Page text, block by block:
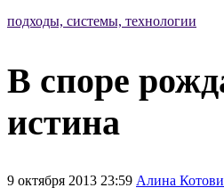
подходы, системы, технологии
В споре
истина
9 октября 2013 23:59 Алина